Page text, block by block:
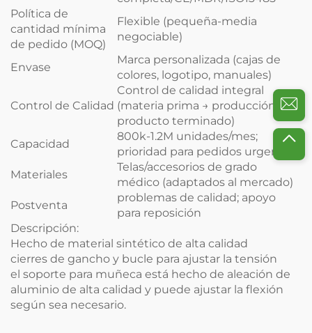
Política de
cantidad mínima
de pedido (MOQ)
Flexible (pequeña-media
negociable)
Envase
Marca personalizada (cajas de
colores, logotipo, manuales)
Control de Calidad
Control de calidad integral
(materia prima → producción →
producto terminado)
Capacidad
800k-1.2M unidades/mes;
prioridad para pedidos urgentes
Materiales
Telas/accesorios de grado
médico (adaptados al mercado)
Postventa
problemas de calidad; apoyo
para reposición
Descripción:
Hecho de material sintético de alta calidad
cierres de gancho y bucle para ajustar la tensión
el soporte para muñeca está hecho de aleación de
aluminio de alta calidad y puede ajustar la flexión
según sea necesario.